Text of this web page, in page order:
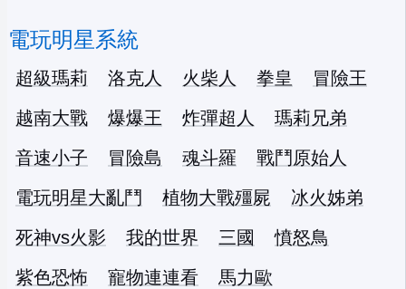
電玩明星系統
超級瑪莉 洛克人 火柴人 拳皇
冒險王
越南大戰
爆爆王 炸彈超人
瑪莉兄弟
音速小子
冒險島 魂斗羅
戰鬥原始人
電玩明星大亂鬥
植物大戰殭屍
冰火姊弟
死神vs火影
我的世界 三國
憤怒鳥
紫色恐怖
寵物連連看 馬力歐